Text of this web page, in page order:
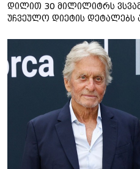
დილით 30 მილილიტრს
უჩვეულო დიეტის დეტალებს